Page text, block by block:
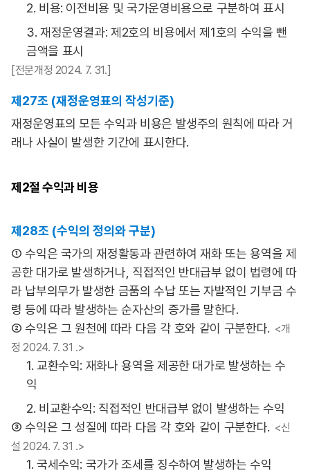
2. 비용: 이전비용 및 국가운영비용으로 구분하여 표시
3. 재정운영결과: 제2호의 비용에서 제1호의 수익을 뺀
금액을 표시
[전문개정 2024. 7. 31.]
제27조 (재정운영표의 작성기준)
재정운영표의 모든 수익과 비용은 발생주의 원칙에 따라 거
래나 사실이 발생한 기간에 표시한다.
제2절 수익과 비용
제28조 (수익의 정의와 구분)
① 수익은 국가의 재정활동과 관련하여 재화 또는 용역을 제
공한 대가로 발생하거나, 직접적인 반대급부 없이 법령에 따
라 납부의무가 발생한 금품의 수납 또는 자발적인 기부금 수
령 등에 따라 발생하는 순자산의 증가를 말한다.
② 수익은 그 원천에 따라 다음 각 호와 같이 구분한다. <개
정 2024. 7. 31 .>
1. 교환수익: 재화나 용역을 제공한 대가로 발생하는 수
익
2. 비교환수익: 직접적인 반대급부 없이 발생하는 수익
③ 수익은 그 성질에 따라 다음 각 호와 같이 구분한다. <신
설 2024. 7. 31 .>
1. 국세수익: 국가가 조세를 징수하여 발생하는 수익